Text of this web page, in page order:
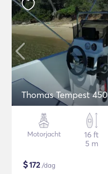
Thomas Tempest 450
Motorjacht
16 ft
5 m
$172/dag